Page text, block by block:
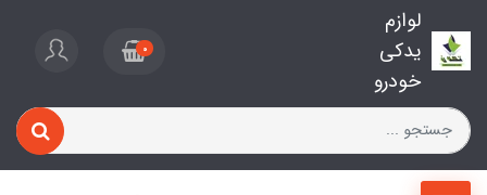
لوازم
یدکی
خودرو
0